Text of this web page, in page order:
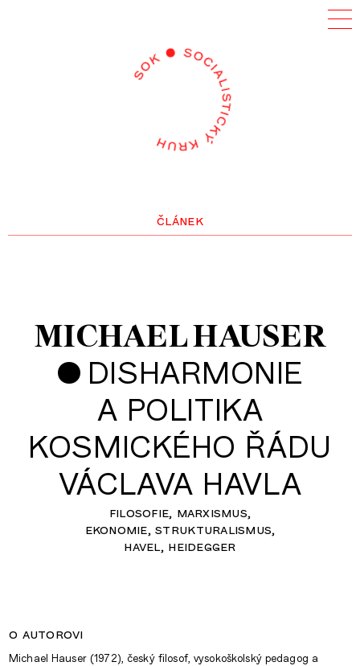
článek
MICHAEL HAUSER
• DISHARMONIE
A POLITIKA
KOSMICKÉHO ŘÁDU
VÁCLAVA HAVLA
filosofie marxismus
ekonomie strukturalismus
havel heidegger
o autorovi
Michael Hauser (1972), český filosof, vysokoškolský pedagog a